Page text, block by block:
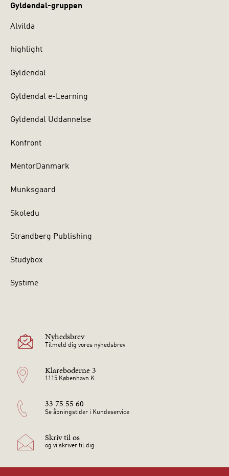
Gyldendal-gruppen
Alvilda
highlight
Gyldendal
Gyldendal e-Learning
Gyldendal Uddannelse
Konfront
MentorDanmark
Munksgaard
Skoledu
Strandberg Publishing
Studybox
Systime
Nyhedsbrev
Tilmeld dig vores nyhedsbrev
Klareboderne 3
1115 København K
33 75 55 60
Se åbningstider i Kundeservice
Skriv til os
og vi skriver til dig